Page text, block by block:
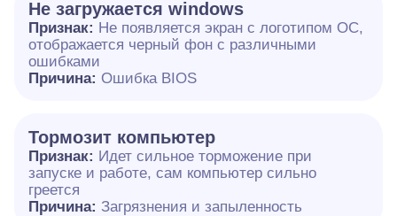
Не загружается windows
Признак: Не появляется экран с логотипом ОС,
отображается черный фон с различными
ошибками
Причина: Ошибка BIOS
Тормозит компьютер
Признак: Идет сильное торможение при
запуске и работе, сам компьютер сильно
греется
Причина: Загрязнения и запыленность